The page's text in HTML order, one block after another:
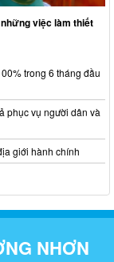
việc làm thiết
trong 6 tháng đầu
phục vụ người dân và
giới hành chính
NHƠN